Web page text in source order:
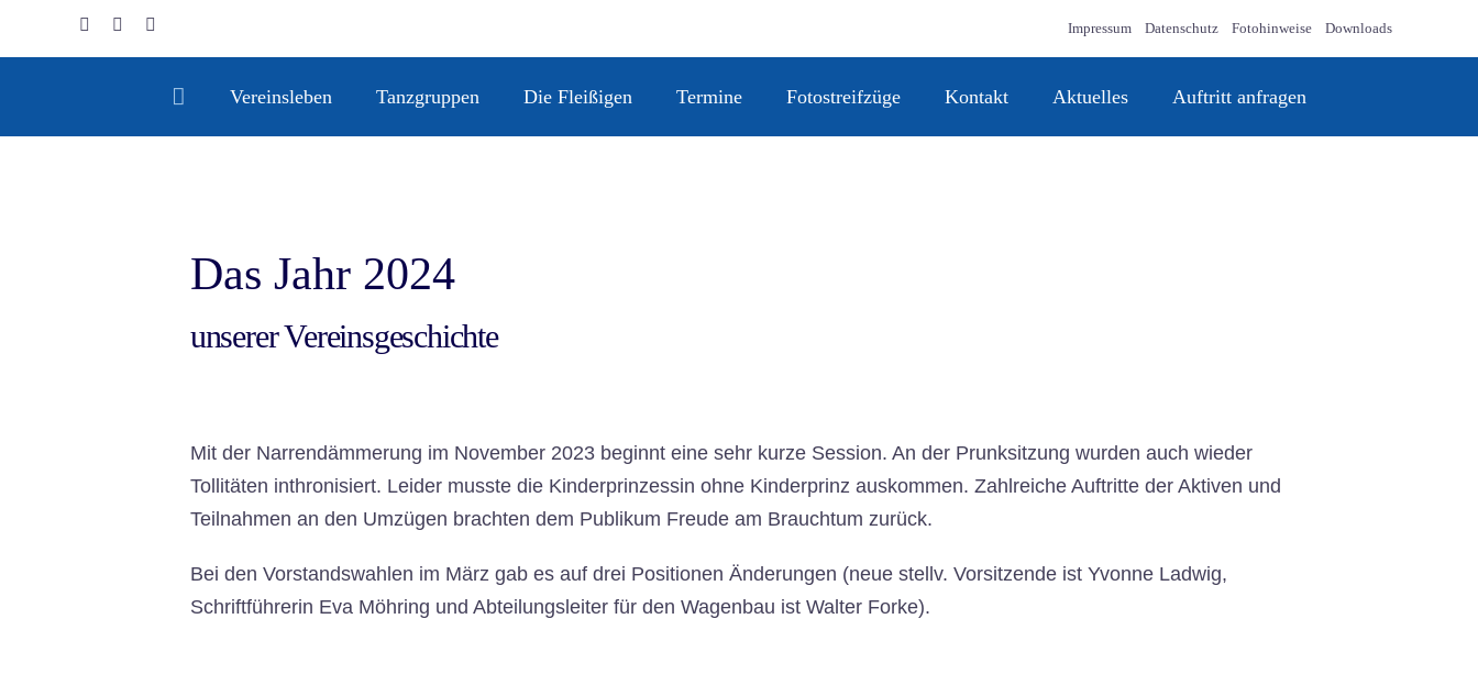
Impressum Datenschutz Fotohinweise Downloads
Vereinsleben Tanzgruppen Die Fleißigen Termine Fotostreifzüge Kontakt Aktuelles Auftritt anfragen
Das Jahr 2024
unserer Vereinsgeschichte
Mit der Narrendämmerung im November 2023 beginnt eine sehr kurze Session. An der Prunksitzung wurden auch wieder
Tollitäten inthronisiert. Leider musste die Kinderprinzessin ohne Kinderprinz auskommen. Zahlreiche Auftritte der Aktiven und
Teilnahmen an den Umzügen brachten dem Publikum Freude am Brauchtum zurück.
Bei den Vorstandswahlen im März gab es auf drei Positionen Änderungen (neue stellv. Vorsitzende ist Yvonne Ladwig,
Schriftführerin Eva Möhring und Abteilungsleiter für den Wagenbau ist Walter Forke).